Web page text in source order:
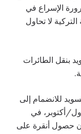
الإسراع في
لا تحاول
بنقل الطائرات
للانضمام إلى
أكتوبر، في
حصول أنقرة على